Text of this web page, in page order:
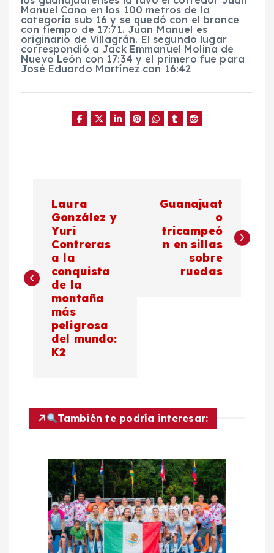
Manuel Cano en los 100 metros de la
categoría sub 16 y se quedó con el bronce
con tiempo de 17:71. Juan Manuel es
originario de Villagrán. El segundo lugar
correspondió a Jack Emmanuel Molina de
Nuevo León con 17:34 y el primero fue para
José Eduardo Martínez con 16:42
e
ó
Laura
González y
Yuri
Contreras
a la
conquista
de la
montaña
más
peligrosa
del mundo:
K2
Guanajuat
o
tricampeó
n en sillas
sobre
ruedas
También te podría interesar: